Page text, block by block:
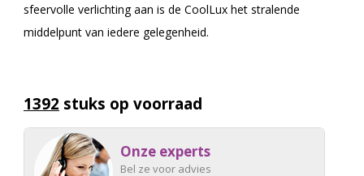
sfeervolle verlichting aan is de CoolLux het stralende
middelpunt van iedere gelegenheid.
1392 stuks op voorraad
Onze experts
Bel ze voor advies